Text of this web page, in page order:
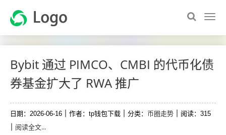
Bybit 通过 PIMCO、CMBI 的代币化债
券基金扩大了 RWA 推广
日期：2026-06-16 作者：tp钱包下载 分类： 币圈走势 阅读：315
阅读全文...